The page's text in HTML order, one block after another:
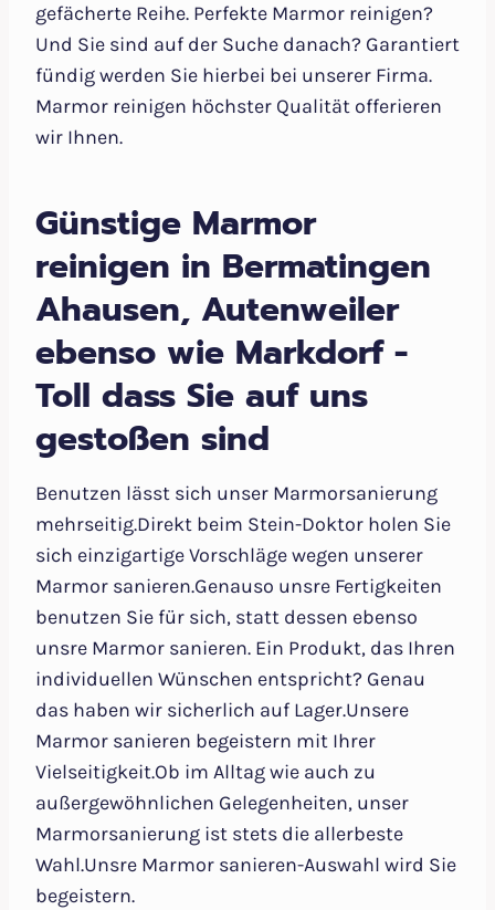
gefächerte Reihe. Perfekte Marmor reinigen?
Und Sie sind auf der Suche danach? Garantiert
fündig werden Sie hierbei bei unserer Firma.
Marmor reinigen höchster Qualität offerieren
wir Ihnen.
Günstige Marmor
reinigen in Bermatingen
Ahausen, Autenweiler
ebenso wie Markdorf -
Toll dass Sie auf uns
gestoßen sind
Benutzen lässt sich unser Marmorsanierung
mehrseitig.Direkt beim Stein-Doktor holen Sie
sich einzigartige Vorschläge wegen unserer
Marmor sanieren.Genauso unsre Fertigkeiten
benutzen Sie für sich, statt dessen ebenso
unsre Marmor sanieren. Ein Produkt, das Ihren
individuellen Wünschen entspricht? Genau
das haben wir sicherlich auf Lager.Unsere
Marmor sanieren begeistern mit Ihrer
Vielseitigkeit.Ob im Alltag wie auch zu
außergewöhnlichen Gelegenheiten, unser
Marmorsanierung ist stets die allerbeste
Wahl.Unsre Marmor sanieren-Auswahl wird Sie
begeistern.